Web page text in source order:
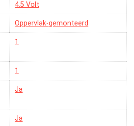
‎4.5 Volt
‎Oppervlak-gemonteerd
‎1
‎1
‎Ja
‎Ja